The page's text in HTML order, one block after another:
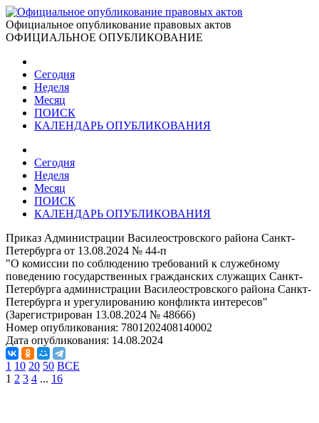
Официальное опубликование правовых актов
ОФИЦИАЛЬНОЕ ОПУБЛИКОВАНИЕ
Сегодня
Неделя
Месяц
ПОИСК
КАЛЕНДАРЬ ОПУБЛИКОВАНИЯ
Сегодня
Неделя
Месяц
ПОИСК
КАЛЕНДАРЬ ОПУБЛИКОВАНИЯ
Приказ Администрации Василеостровского района Санкт-
Петербурга от 13.08.2024 № 44-п
"О комиссии по соблюдению требований к служебному
поведению государственных гражданских служащих Санкт-
Петербурга администрации Василеостровского района Санкт-
Петербурга и урегулированию конфликта интересов"
(Зарегистрирован 13.08.2024 № 48666)
Номер опубликования: 7801202408140002
Дата опубликования: 14.08.2024
1 10 20 50 ВСЕ
1 2 3 4 ... 16